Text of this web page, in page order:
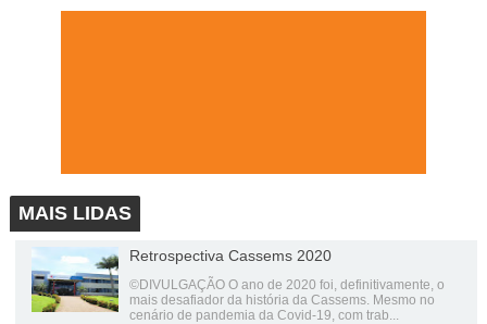
MAIS LIDAS
Retrospectiva Cassems 2020
©DIVULGAÇÃO O ano de 2020 foi, definitivamente, o
mais desafiador da história da Cassems. Mesmo no
cenário de pandemia da Covid-19, com trab...